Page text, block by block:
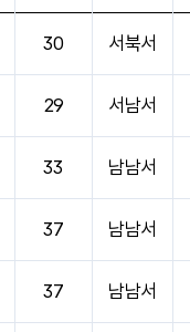
30 서북서
29 서남서
33 남남서
37 남남서
37 남남서